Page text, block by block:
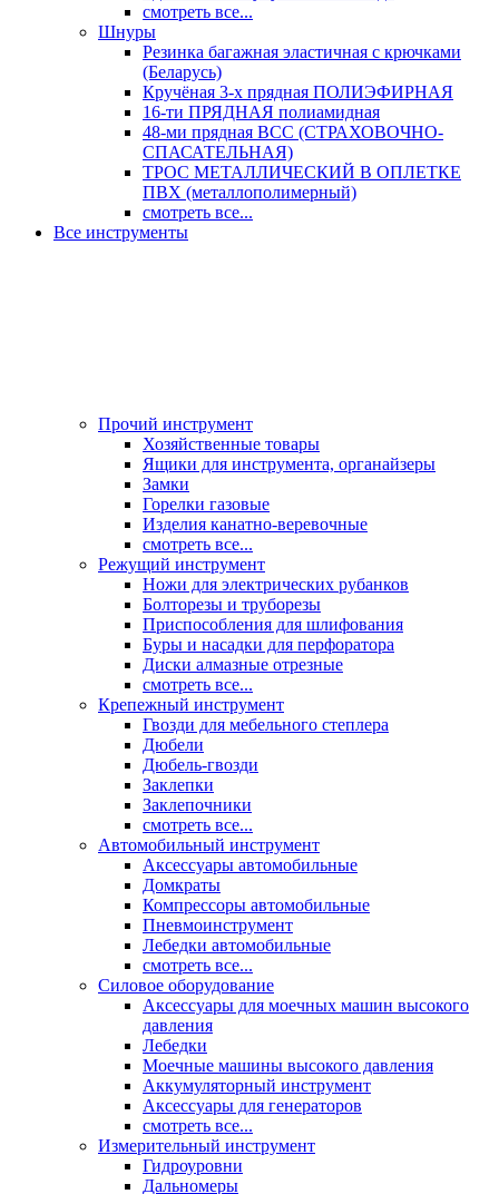
смотреть все...
Шнуры
Резинка багажная эластичная с крючками
(Беларусь)
Кручёная 3-х прядная ПОЛИЭФИРНАЯ
16-ти ПРЯДНАЯ полиамидная
48-ми прядная ВСС (СТРАХОВОЧНО-
СПАСАТЕЛЬНАЯ)
ТРОС МЕТАЛЛИЧЕСКИЙ В ОПЛЕТКЕ
ПВХ (металлополимерный)
смотреть все...
Все инструменты
Прочий инструмент
Хозяйственные товары
Ящики для инструмента, органайзеры
Замки
Горелки газовые
Изделия канатно-веревочные
смотреть все...
Режущий инструмент
Ножи для электрических рубанков
Болторезы и труборезы
Приспособления для шлифования
Буры и насадки для перфоратора
Диски алмазные отрезные
смотреть все...
Крепежный инструмент
Гвозди для мебельного степлера
Дюбели
Дюбель-гвозди
Заклепки
Заклепочники
смотреть все...
Автомобильный инструмент
Аксессуары автомобильные
Домкраты
Компрессоры автомобильные
Пневмоинструмент
Лебедки автомобильные
смотреть все...
Силовое оборудование
Аксессуары для моечных машин высокого
давления
Лебедки
Моечные машины высокого давления
Аккумуляторный инструмент
Аксессуары для генераторов
смотреть все...
Измерительный инструмент
Гидроуровни
Дальномеры